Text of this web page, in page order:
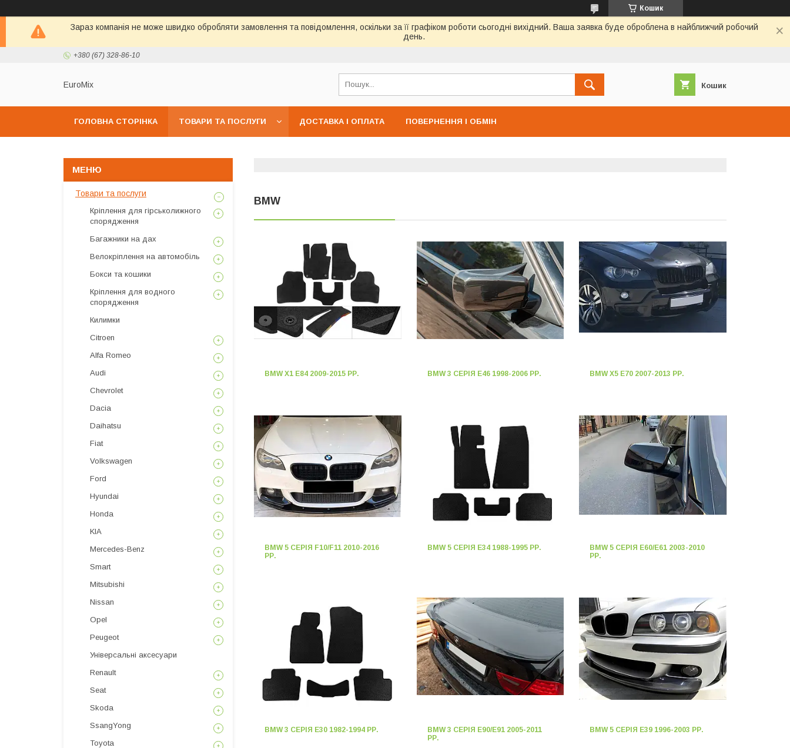
Кошик
Зараз компанія не може швидко обробляти замовлення та повідомлення, оскільки за її графіком роботи сьогодні вихідний. Ваша заявка буде оброблена в найближчий робочий
день.
+380 (67) 328-86-10
EuroMix Кошик
ГОЛОВНА СТОРІНКА ТОВАРИ ТА ПОСЛУГИ ДОСТАВКА І ОПЛАТА ПОВЕРНЕННЯ І ОБМІН
BMW
BMW X1 E84 2009-2015 РР. BMW 3 СЕРІЯ E46 1998-2006 РР. BMW X5 E70 2007-2013 РР.
BMW 5 СЕРІЯ F10/F11 2010-2016
РР.
BMW 5 СЕРІЯ E34 1988-1995 РР.
BMW 5 СЕРІЯ E60/E61 2003-2010
РР.
BMW 3 СЕРІЯ E30 1982-1994 РР.
BMW 3 СЕРІЯ E90/E91 2005-2011
РР.
BMW 5 СЕРІЯ E39 1996-2003 РР.
Товари та послуги
Кріплення для гірськолижного
спорядження
Багажники на дах
Велокріплення на автомобіль
Бокси та кошики
Кріплення для водного
спорядження
Килимки
Citroen
Alfa Romeo
Audi
Chevrolet
Dacia
Daihatsu
Fiat
Volkswagen
Ford
Hyundai
Honda
KIA
Mercedes-Benz
Smart
Mitsubishi
Nissan
Opel
Peugeot
Універсальні аксесуари
Renault
Seat
Skoda
SsangYong
Toyota